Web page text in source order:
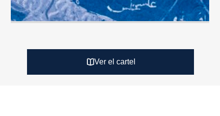
Ver el cartel